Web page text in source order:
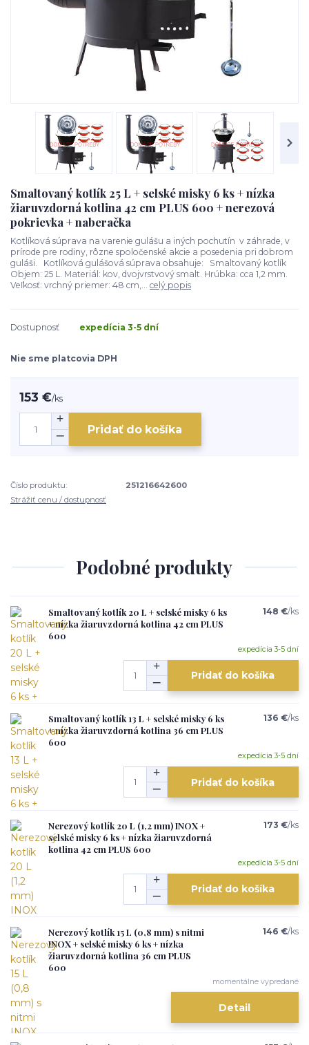
Smaltovaný kotlík 25 L + selské misky 6 ks + nízka
žiaruvzdorná kotlina 42 cm PLUS 600 + nerezová
pokrievka + naberačka
Kotlíková súprava na varenie gulášu a iných pochutín v záhrade, v
prírode pre rodiny, rôzne spoločenské akcie a posedenia pri dobrom
guláši. Kotlíková gulášová súprava obsahuje: Smaltovaný kotlík
Objem: 25 L. Materiál: kov, dvojvrstvový smalt. Hrúbka: cca 1,2 mm.
Veľkosť: vrchný priemer: 48 cm,... celý popis
Dostupnosť expedícia 3-5 dní
Nie sme platcovia DPH
153 €/ks
Pridať do košíka
Číslo produktu:
251216642600
Strážiť cenu / dostupnosť
Podobné produkty
Smaltovaný kotlík 20 L + selské misky 6 ks
+ nízka žiaruvzdorná kotlina 42 cm PLUS
600
148 €/ks
expedícia 3-5 dní
Pridať do košíka
Smaltovaný kotlík 13 L + selské misky 6 ks
+ nízka žiaruvzdorná kotlina 36 cm PLUS
600
136 €/ks
expedícia 3-5 dní
Pridať do košíka
Nerezový kotlík 20 L (1,2 mm) INOX +
selské misky 6 ks + nízka žiaruvzdorná
kotlina 42 cm PLUS 600
173 €/ks
expedícia 3-5 dní
Pridať do košíka
Nerezový kotlík 15 L (0,8 mm) s nitmi
INOX + selské misky 6 ks + nízka
žiaruvzdorná kotlina 36 cm PLUS
600
146 €/ks
momentálne vypredané
Detail